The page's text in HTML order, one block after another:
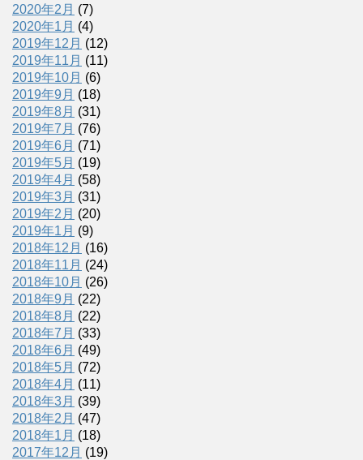
2020年2月 (7)
2020年1月 (4)
2019年12月 (12)
2019年11月 (11)
2019年10月 (6)
2019年9月 (18)
2019年8月 (31)
2019年7月 (76)
2019年6月 (71)
2019年5月 (19)
2019年4月 (58)
2019年3月 (31)
2019年2月 (20)
2019年1月 (9)
2018年12月 (16)
2018年11月 (24)
2018年10月 (26)
2018年9月 (22)
2018年8月 (22)
2018年7月 (33)
2018年6月 (49)
2018年5月 (72)
2018年4月 (11)
2018年3月 (39)
2018年2月 (47)
2018年1月 (18)
2017年12月 (19)